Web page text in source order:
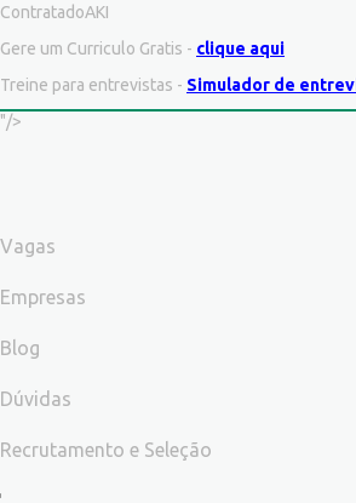
ContratadoAKI
Gere um Curriculo Gratis - clique aqui
Treine para entrevistas - Simulador de
"/>
Vagas
Empresas
Blog
Dúvidas
Recrutamento e Seleção